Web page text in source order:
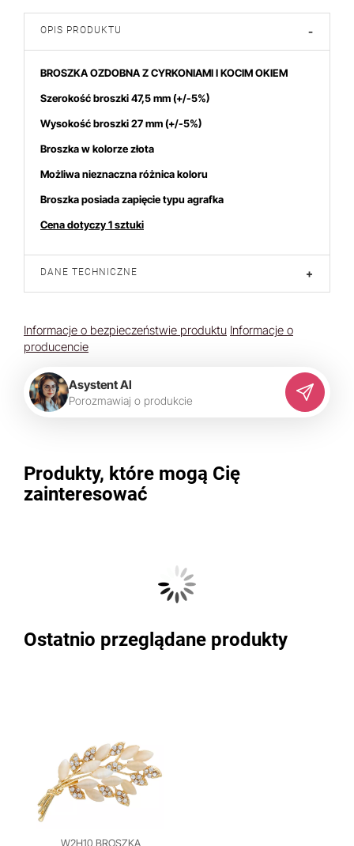
OPIS PRODUKTU -
BROSZKA OZDOBNA Z CYRKONIAMI I KOCIM OKIEM
Szerokość broszki 47,5 mm(+/-5%)
Wysokość broszki 27mm (+/-5%)
Broszka w kolorze złota
Możliwa nieznaczna różnica koloru
Broszka posiada zapięcie typu agrafka
Cena dotyczy 1 sztuki
DANE TECHNICZNE +
Informacje o bezpieczeństwie produktu Informacje o
producencie
Asystent AI
Porozmawiaj o produkcie
Produkty, które mogą Cię
zainteresować
Ostatnio przeglądane produkty
W2H10 BROSZKA